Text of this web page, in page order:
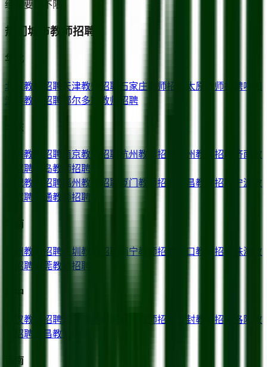
经验要求
不限
热门城市教师招聘
华北
北京教师招聘 天津教师招聘 石家庄 教师招聘 太原 教师招聘呼和
浩特教师招聘 鄂尔多斯 教师招聘
华东
上海教师招聘 南京教师招聘 杭州教师招聘 苏州教师招聘 济南
教
师招聘
青岛教师招聘
合肥教师招聘 福州教师招聘 厦门 教师招聘 南昌教师招聘 宁波
教
师招聘
南通教师招聘
华南
教师招聘 深圳 教师招聘 南宁教师招聘 海口教师招聘 珠海
教
师招聘
东莞教师招聘
华中
武汉教师招聘 教师招聘 开封教师招聘 洛阳
教
师招聘
宜昌教师招聘
西南